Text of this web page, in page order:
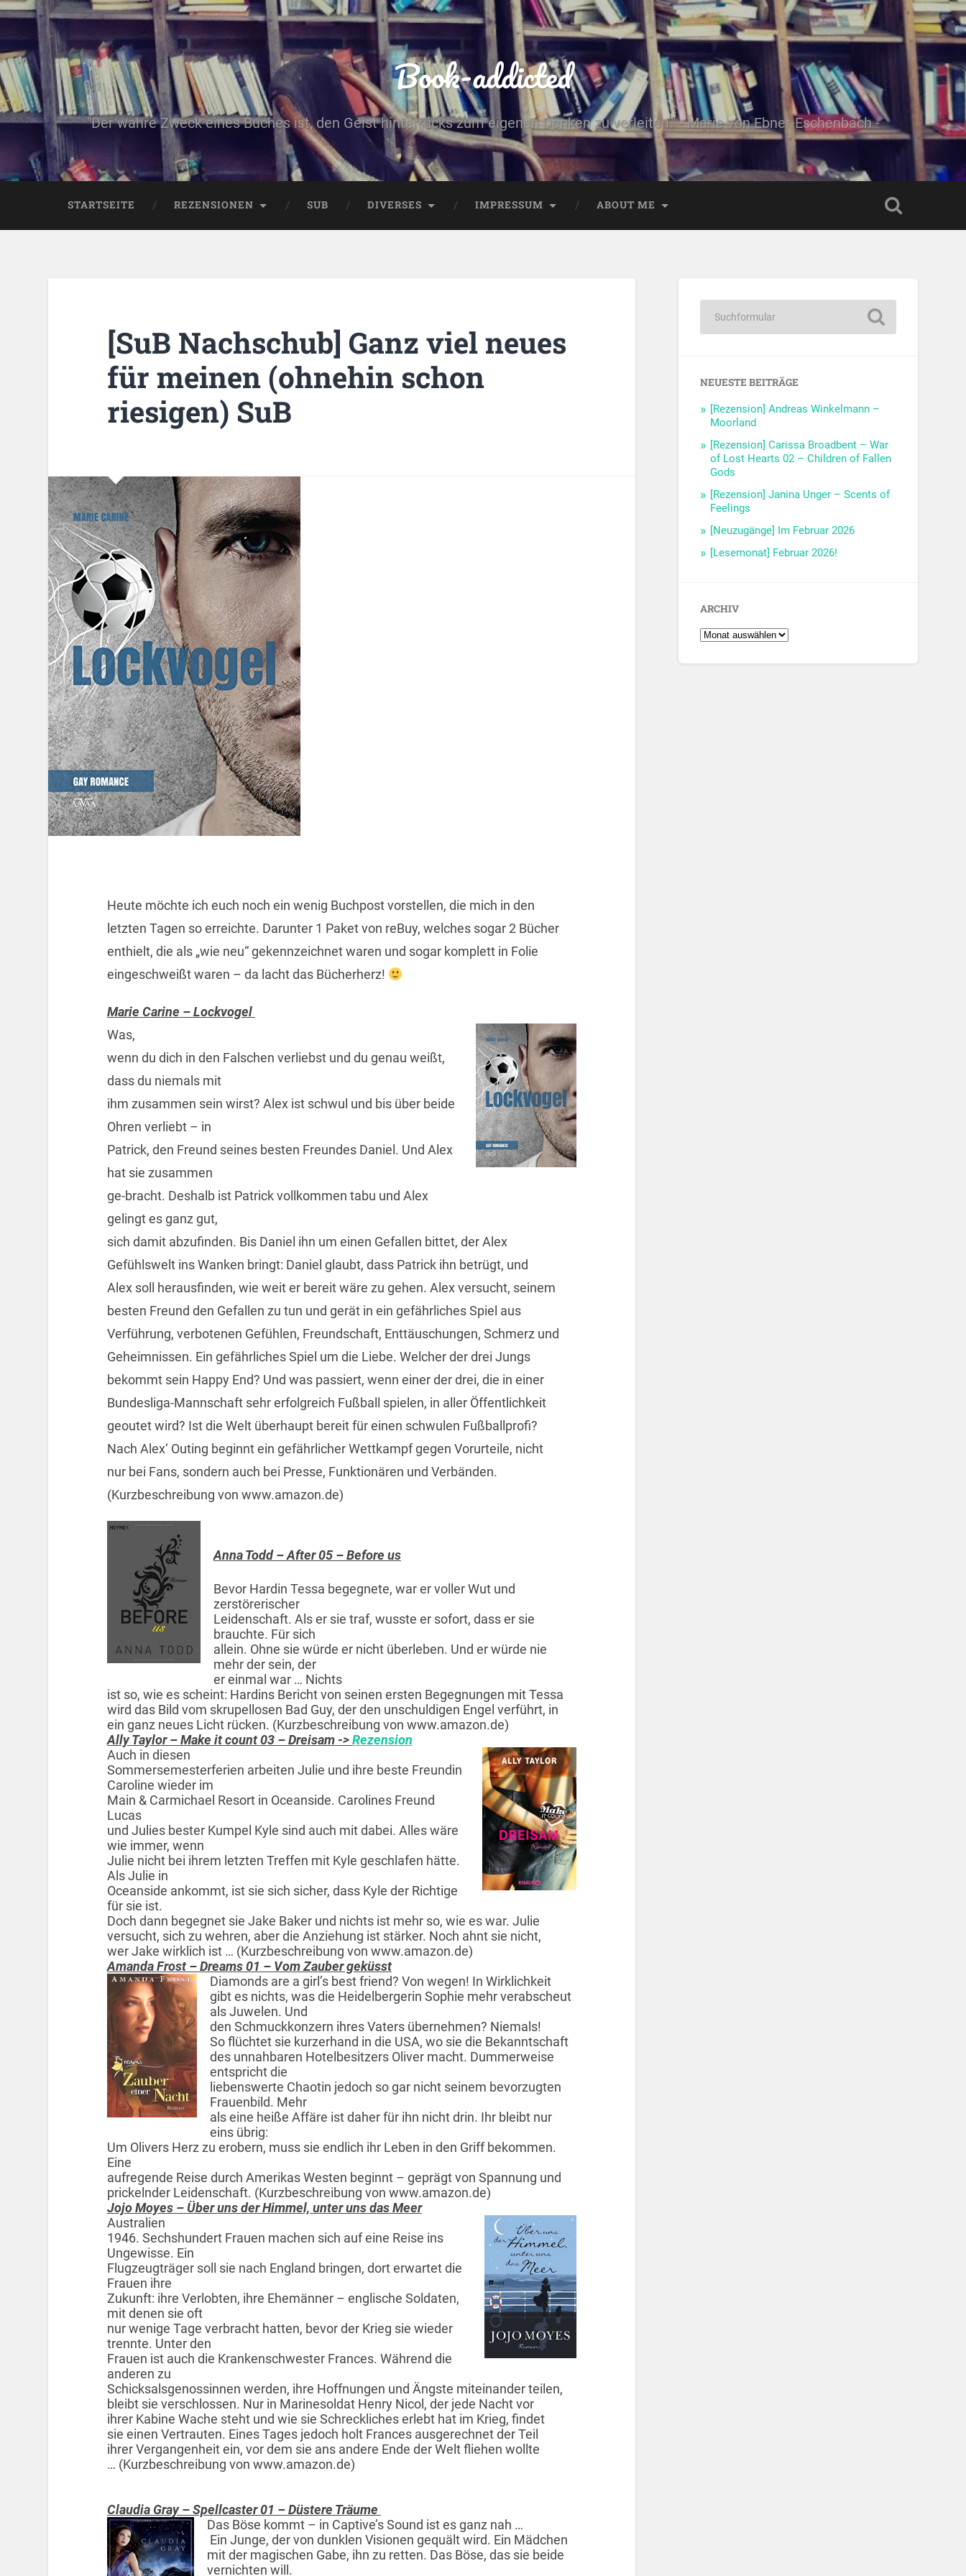
Book-addicted
"Der wahre Zweck eines Buches ist, den Geist hinterrücks zum eigenen Denken zu verleiten." - Marie von Ebner-Eschenbach -
STARTSEITE REZENSIONEN SUB DIVERSES IMPRESSUM ABOUT ME
[SuB Nachschub] Ganz viel neues
für meinen (ohnehin schon
riesigen) SuB
Heute möchte ich euch noch ein wenig Buchpost vorstellen, die mich in den
letzten Tagen so erreichte. Darunter 1 Paket von reBuy, welches sogar 2 Bücher
enthielt, die als „wie neu“ gekennzeichnet waren und sogar komplett in Folie
eingeschweißt waren – da lacht das Bücherherz!
Marie Carine – Lockvogel
Was,
wenn du dich in den Falschen verliebst und du genau weißt,
dass du niemals mit
ihm zusammen sein wirst? Alex ist schwul und bis über beide
Ohren verliebt – in
Patrick, den Freund seines besten Freundes Daniel. Und Alex
hat sie zusammen
ge-bracht. Deshalb ist Patrick vollkommen tabu und Alex
gelingt es ganz gut,
sich damit abzufinden. Bis Daniel ihn um einen Gefallen bittet, der Alex
Gefühlswelt ins Wanken bringt: Daniel glaubt, dass Patrick ihn betrügt, und
Alex soll herausfinden, wie weit er bereit wäre zu gehen. Alex versucht, seinem
besten Freund den Gefallen zu tun und gerät in ein gefährliches Spiel aus
Verführung, verbotenen Gefühlen, Freundschaft, Enttäuschungen, Schmerz und
Geheimnissen. Ein gefährliches Spiel um die Liebe. Welcher der drei Jungs
bekommt sein Happy End? Und was passiert, wenn einer der drei, die in einer
Bundesliga-Mannschaft sehr erfolgreich Fußball spielen, in aller Öffentlichkeit
geoutet wird? Ist die Welt überhaupt bereit für einen schwulen Fußballprofi?
Nach Alex‘ Outing beginnt ein gefährlicher Wettkampf gegen Vorurteile, nicht
nur bei Fans, sondern auch bei Presse, Funktionären und Verbänden.
(Kurzbeschreibung von www.amazon.de)
Anna Todd – After 05 – Before us
Bevor Hardin Tessa begegnete, war er voller Wut und
zerstörerischer
Leidenschaft. Als er sie traf, wusste er sofort, dass er sie
brauchte. Für sich
allein. Ohne sie würde er nicht überleben. Und er würde nie
mehr der sein, der
er einmal war … Nichts
ist so, wie es scheint: Hardins Bericht von seinen ersten Begegnungen mit Tessa
wird das Bild vom skrupellosen Bad Guy, der den unschuldigen Engel verführt, in
ein ganz neues Licht rücken. (Kurzbeschreibung von www.amazon.de)
Ally Taylor – Make it count 03 – Dreisam ->Rezension
Auch in diesen
Sommersemesterferien arbeiten Julie und ihre beste Freundin
Caroline wieder im
Main & Carmichael Resort in Oceanside. Carolines Freund
Lucas
und Julies bester Kumpel Kyle sind auch mit dabei. Alles wäre
wie immer, wenn
Julie nicht bei ihrem letzten Treffen mit Kyle geschlafen hätte.
Als Julie in
Oceanside ankommt, ist sie sich sicher, dass Kyle der Richtige
für sie ist.
Doch dann begegnet sie Jake Baker und nichts ist mehr so, wie es war. Julie
versucht, sich zu wehren, aber die Anziehung ist stärker. Noch ahnt sie nicht,
wer Jake wirklich ist … (Kurzbeschreibung von www.amazon.de)
Amanda Frost – Dreams 01 – Vom Zauber geküsst
Diamonds are a girl’s best friend? Von wegen! In Wirklichkeit
gibt es nichts, was die Heidelbergerin Sophie mehr verabscheut
als Juwelen. Und
den Schmuckkonzern ihres Vaters übernehmen? Niemals!
So flüchtet sie kurzerhand in die USA, wo sie die Bekanntschaft
des unnahbaren Hotelbesitzers Oliver macht. Dummerweise
entspricht die
liebenswerte Chaotin jedoch so gar nicht seinem bevorzugten
Frauenbild. Mehr
als eine heiße Affäre ist daher für ihn nicht drin. Ihr bleibt nur
eins übrig:
Um Olivers Herz zu erobern, muss sie endlich ihr Leben in den Griff bekommen.
Eine
aufregende Reise durch Amerikas Westen beginnt – geprägt von Spannung und
prickelnder Leidenschaft. (Kurzbeschreibung von www.amazon.de)
Jojo Moyes – Über uns der Himmel, unter uns das Meer
Australien
1946. Sechshundert Frauen machen sich auf eine Reise ins
Ungewisse. Ein
Flugzeugträger soll sie nach England bringen, dort erwartet die
Frauen ihre
Zukunft: ihre Verlobten, ihre Ehemänner – englische Soldaten,
mit denen sie oft
nur wenige Tage verbracht hatten, bevor der Krieg sie wieder
trennte. Unter den
Frauen ist auch die Krankenschwester Frances. Während die
anderen zu
Schicksalsgenossinnen werden, ihre Hoffnungen und Ängste miteinander teilen,
bleibt sie verschlossen. Nur in Marinesoldat Henry Nicol, der jede Nacht vor
ihrer Kabine Wache steht und wie sie Schreckliches erlebt hat im Krieg, findet
sie einen Vertrauten. Eines Tages jedoch holt Frances ausgerechnet der Teil
ihrer Vergangenheit ein, vor dem sie ans andere Ende der Welt fliehen wollte
… (Kurzbeschreibung von www.amazon.de)
Claudia Gray – Spellcaster 01 – Düstere Träume
Das Böse kommt – in Captive’s Sound ist es ganz nah …
Ein Junge, der von dunklen Visionen gequält wird. Ein Mädchen
mit der magischen Gabe, ihn zu retten. Das Böse, das sie beide
vernichten will.
NEUESTE BEITRÄGE
[Rezension] Andreas Winkelmann –
Moorland
[Rezension] Carissa Broadbent – War
of Lost Hearts 02 – Children of Fallen
Gods
[Rezension] Janina Unger – Scents of
Feelings
[Neuzugänge] Im Februar 2026
[Lesemonat] Februar 2026!
ARCHIV